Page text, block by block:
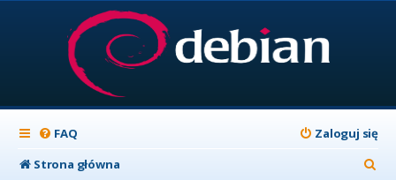
FAQ
Zaloguj się
Strona główna